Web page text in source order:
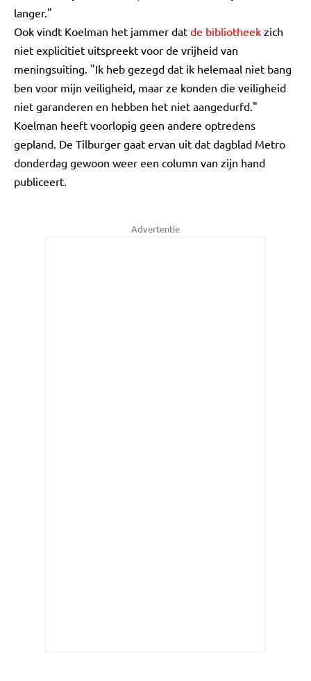
langer."
Ook vindt Koelman het jammer dat de bibliotheek zich
niet explicitiet uitspreekt voor de vrijheid van
meningsuiting. "Ik heb gezegd dat ik helemaal niet bang
ben voor mijn veiligheid, maar ze konden die veiligheid
niet garanderen en hebben het niet aangedurfd."
Koelman heeft voorlopig geen andere optredens
gepland. De Tilburger gaat ervan uit dat dagblad Metro
donderdag gewoon weer een column van zijn hand
publiceert.
Advertentie